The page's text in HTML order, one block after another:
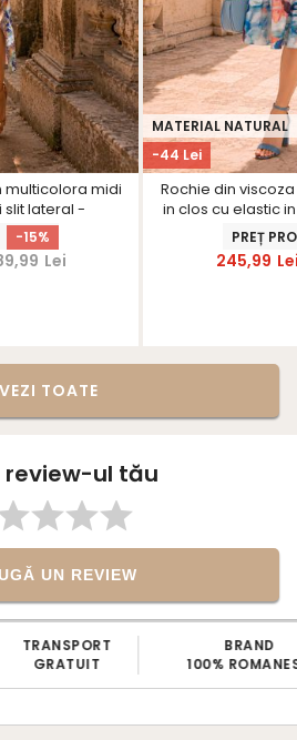
multicolora midi
slit lateral -
-15%
Lei
-44 Lei
MATERIAL NATURAL
Rochie din
in clos cu elastic
curea -
PREȚ
245,99
VEZI TOATE
review-ul tău
UN REVIEW
TRANSPORT
GRATUIT
BRAND
100%